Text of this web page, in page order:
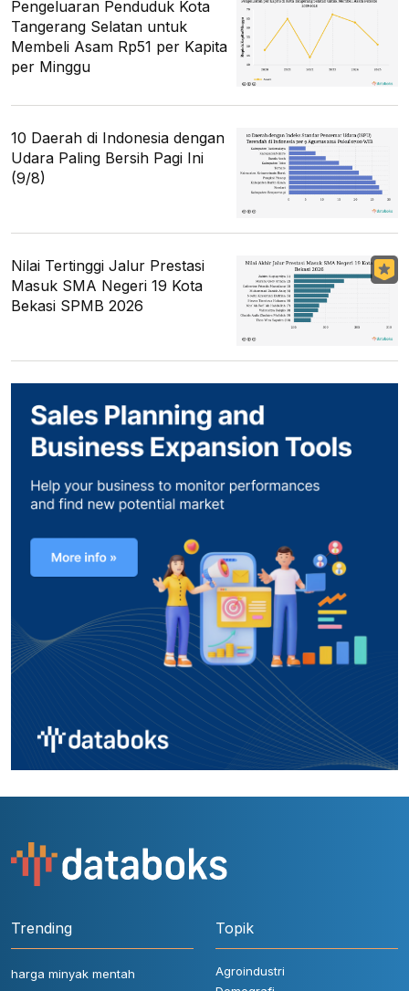
Pengeluaran Penduduk Kota
Tangerang Selatan untuk
Membeli Asam Rp51 per Kapita
per Minggu
10 Daerah di Indonesia dengan
Udara Paling Bersih Pagi Ini
(9/8)
Nilai Tertinggi Jalur Prestasi
Masuk SMA Negeri 19 Kota
Bekasi SPMB 2026
Trending
harga minyak mentah
Topik
Agroindustri